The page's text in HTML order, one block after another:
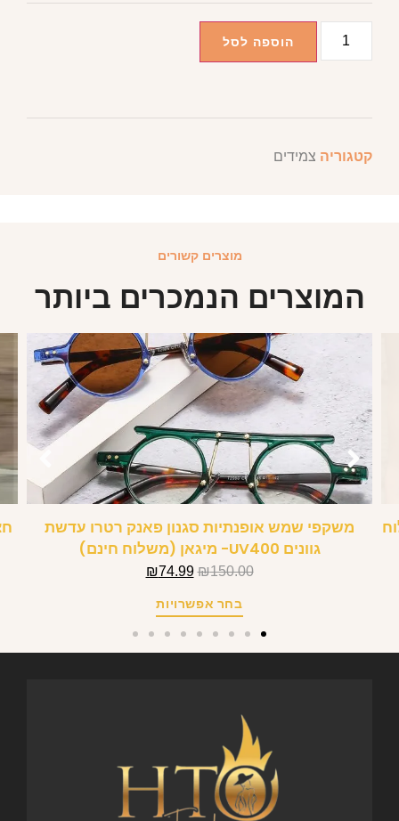
הוספה לסל
קטגוריה צמידים
מוצרים קשורים
המוצרים הנמכרים ביותר
משקפי שמש אופנתיות סגנון פאנק רטרו עדשת
גוונים UV400- מיגאן (משלוח חינם)
₪150.00
₪74.99
בחר אפשרויות